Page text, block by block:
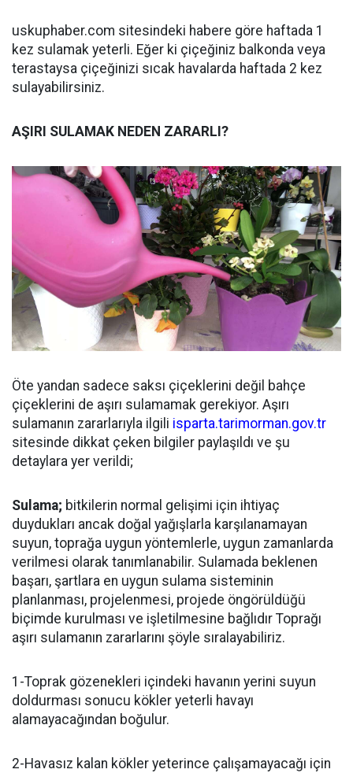
uskuphaber.com sitesindeki habere göre haftada 1
kez sulamak yeterli. Eğer ki çiçeğiniz balkonda veya
terastaysa çiçeğinizi sıcak havalarda haftada 2 kez
sulayabilirsiniz.
AŞIRI SULAMAK NEDEN ZARARLI?
Öte yandan sadece saksı çiçeklerini değil bahçe
çiçeklerini de aşırı sulamamak gerekiyor. Aşırı
sulamanın zararlarıyla ilgili isparta.tarimorman.gov.tr
sitesinde dikkat çeken bilgiler paylaşıldı ve şu
detaylara yer verildi;
Sulama; bitkilerin normal gelişimi için ihtiyaç
duydukları ancak doğal yağışlarla karşılanamayan
suyun, toprağa uygun yöntemlerle, uygun zamanlarda
verilmesi olarak tanımlanabilir. Sulamada beklenen
başarı, şartlara en uygun sulama sisteminin
planlanması, projelenmesi, projede öngörüldüğü
biçimde kurulması ve işletilmesine bağlıdır Toprağı
aşırı sulamanın zararlarını şöyle sıralayabiliriz.
1-Toprak gözenekleri içindeki havanın yerini suyun
doldurması sonucu kökler yeterli havayı
alamayacağından boğulur.
2-Havasız kalan kökler yeterince çalışamayacağı için